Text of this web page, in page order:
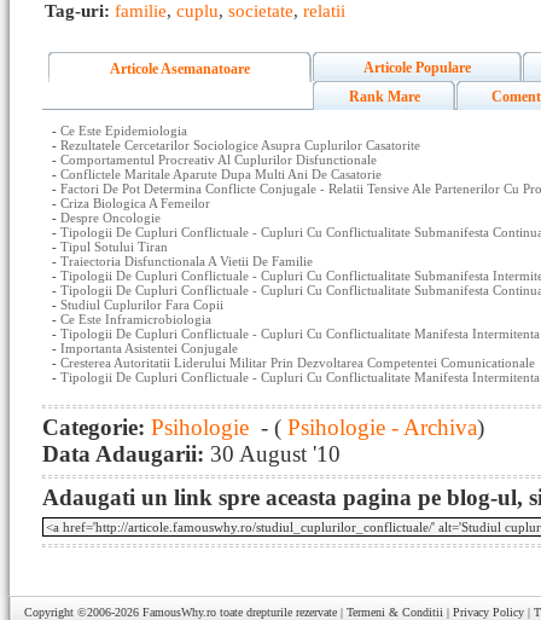
Tag-uri: familie, cuplu, societate, relatii
Articole Asemanatoare
Articole Populare
Rank Mare
- Ce Este Epidemiologia
- Rezultatele Cercetarilor Sociologice Asupra Cuplurilor Casatorite
- Comportamentul Procreativ Al Cuplurilor Disfunctionale
- Conflictele Maritale Aparute Dupa Multi Ani De Casatorie
- Factori De Pot Determina Conflicte Conjugale - Relatii Tensive Ale Partenerilor Cu
- Criza Biologica A Femeilor
- Despre Oncologie
- Tipologii De Cupluri Conflictuale - Cupluri Cu Conflictualitate Submanifesta
- Tipul Sotului Tiran
- Traiectoria Disfunctionala A Vietii De Familie
- Tipologii De Cupluri Conflictuale - Cupluri Cu Conflictualitate Submanifesta
- Tipologii De Cupluri Conflictuale - Cupluri Cu Conflictualitate Submanifesta
- Studiul Cuplurilor Fara Copii
- Ce Este Inframicrobiologia
- Tipologii De Cupluri Conflictuale - Cupluri Cu Conflictualitate Manifesta Intermitenta
- Importanta Asistentei Conjugale
- Cresterea Autoritatii Liderului Militar Prin Dezvoltarea Competentei Comunicationale
- Tipologii De Cupluri Conflictuale - Cupluri Cu Conflictualitate Manifesta Intermitenta
Categorie: Psihologie - ( Psihologie - Archiva)
Data Adaugarii: 30 August '10
Adaugati un link spre aceasta pagina pe blog-ul,
Copyright ©2006-2026 FamousWhy.ro toate drepturile rezervate | Termeni & Conditii | Privacy Policy |